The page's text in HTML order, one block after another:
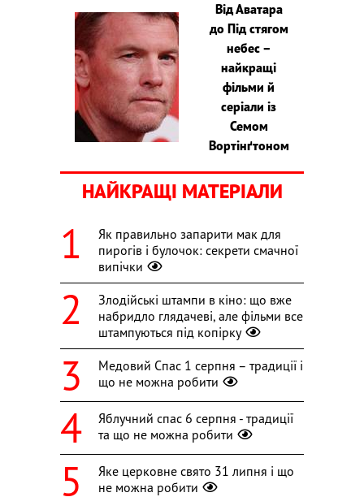
Від Аватара
до Під стягом
небес –
найкращі
фільми й
серіали із
Семом
Вортінґтоном
НАЙКРАЩІ МАТЕРІАЛИ
Як правильно запарити мак для
пирогів і булочок: секрети смачної
випічки
Злодійські штампи в кіно: що вже
набридло глядачеві, але фільми все
штампуються під копірку
Медовий Спас 1 серпня – традиції і
що не можна робити
Яблучний спас 6 серпня - традиції
та що не можна робити
Яке церковне свято 31 липня і що
не можна робити